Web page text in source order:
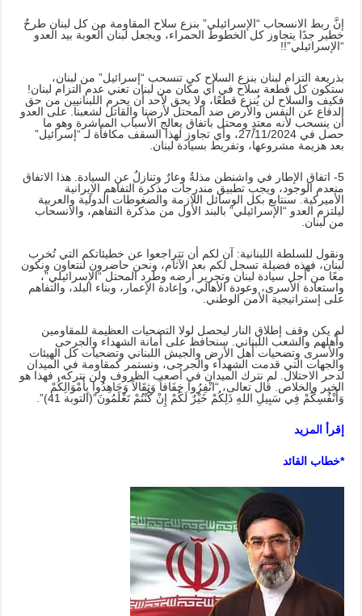
إنَّ ربط الانسحاب “الإسرائيلي” بنزع سلاح المقاومة من كل لبنان طرحٌ
خطير جدًا يتجاوز كل الخطوط الحمراء، ويجعل لبنان ألعوبة بيد العدو
“الإسرائيلي”!!
بذريعة التزام لبنان بنزع السلاح كي تنسحب “إسرائيل” من لبنان،
ستكون كل قطعة سلاح في أي مكان من لبنان تعني عدم التزام لبنان!
فكيف والسلاح لن يُنزع قطعًا، ولا يحق لأحد أن يحرم اللبنانيين من حق
الدفاع عن النفس والأرض ضد المحتل لأرضنا والقاتل لشعبنا. على العدو
أن ينسحب لأنه معتدٍ ومحتل باتفاق يعالج الأسباب المباشرة وهو ما
حصل في 27/11/2024، وأي تجاوز لهذا السقف مكافأة لـ “إسرائيل”
بعد هزيمة مشروعها، وتفريط بسيادة لبنان.
5- اتفاق الإطار في واشنطن مذلةٌ وعارٌ وتنازلٌ عن السيادة. هذا الاتفاق
منعدم الوجود، ويجب تطبيق مندرجات مذكرة التفاهم الإيرانية
الأميركية. سنتابع بكل الوسائل اللازمة والضغوطات الدولية والعربية
ليلتزم العدو “الإسرائيلي” بالبند الأول من مذكرة التفاهم، والانسحاب
من لبنان.
ونقول للسلطة اللبنانية: آن لكم أن تتراجعوا عن خطيئاتكم التي تُخرب
لبنان، فهذه فضيلة تسجل لكم بعد الآثام، ونحن حاضرون لنتعاون ونكون
معًا من أجل سيادة لبنان وتحرير أرضه وطرد المحتل “الإسرائيلي”،
واستعادة الأسرى، وعودة الأهالي، وإعادة الإعمار، وبناء البلد، والتفاهم
على إستراتيجية الأمن الوطني.
لم يكن وقف إطلاق النار ليحصل لولا التضحيات العظيمة للمقاومين
وأهلهم والشعب اللبناني. سنحافظ على أمانة الشهداء والجرحى
والأسرى وتضحيات أهل الأرض والجيش اللبناني وتضحيات كل الهيئات
والجهات التي قدمت الشهداء والجرحى، ونستمر كمقاومة في الميدان
لدحر الاحتلال. لم نترك الميدان في أصعب الظروف ولن نتركه، فهذا هو
الخير والخلاص. قال تعالى، “انْفِرُوا خِفَافاً وَثِقَالاً وَجَاهِدُوا بِأَمْوَالِكُمْ
وَأَنْفُسِكُمْ فِي سَبِيلِ اللهِ ذَلِكُمْ خَيْرٌ لَكُمْ إِنْ كُنْتُمْ تَعْلَمُونَ”(التوبة 41)”.
إقرأ المزيد
*خطاب القائد